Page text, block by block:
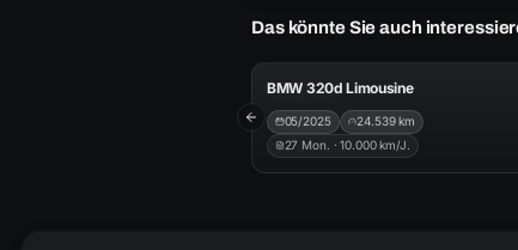
Das könnte Sie auch
IDB10259
BMW 320d Limousine
05/2025 24.539km
27 Mon. ·10.000km/J.
Previous slide